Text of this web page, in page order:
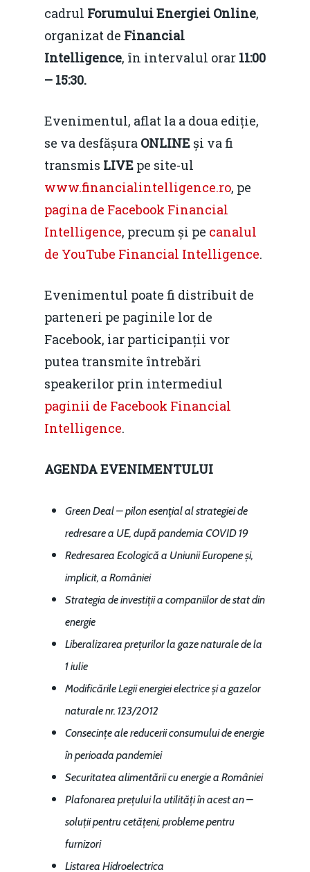
cadrul Forumului Energiei Online,
organizat de Financial
Intelligence, în intervalul orar 11:00
– 15:30.
Evenimentul, aflat la a doua ediție,
se va desfășura ONLINE și va fi
transmis LIVE pe site-ul
www.financialintelligence.ro, pe
pagina de Facebook Financial
Intelligence, precum și pe canalul
de YouTube Financial Intelligence.
Evenimentul poate fi distribuit de
parteneri pe paginile lor de
Facebook, iar participanții vor
putea transmite întrebări
speakerilor prin intermediul
paginii de Facebook Financial
Intelligence.
AGENDA EVENIMENTULUI
Green Deal – pilon esenţial al strategiei de
redresare a UE, după pandemia COVID 19
Redresarea Ecologică a Uniunii Europene și,
implicit, a României
Strategia de investiții a companiilor de stat din
energie
Liberalizarea prețurilor la gaze naturale de la
1 iulie
Modificările Legii energiei electrice și a gazelor
naturale nr. 123/2012
Consecințe ale reducerii consumului de energie
în perioada pandemiei
Securitatea alimentării cu energie a României
Plafonarea prețului la utilități în acest an –
soluții pentru cetățeni, probleme pentru
furnizori
Listarea Hidroelectrica